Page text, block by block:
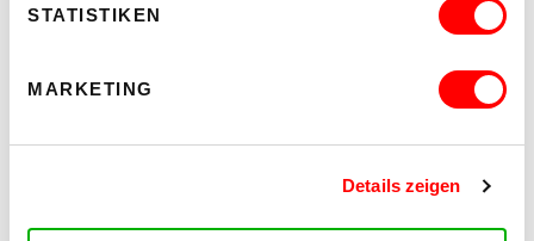
STATISTIKEN
MARKETING
Details zeigen
OASE, TEE UND MUSIK